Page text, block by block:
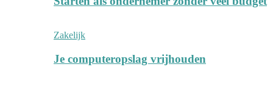
Zakelijk
Je computeropslag vrijhouden